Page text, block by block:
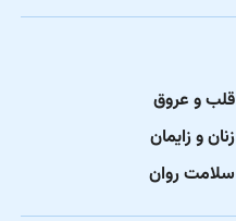
قلب و عروق
زنان و زایمان
سلامت روان